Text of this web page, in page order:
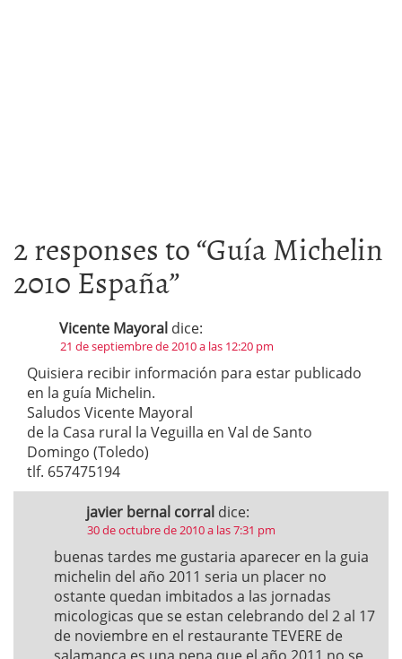
2 responses to “Guía Michelin
2010 España”
Vicente Mayoral dice:
21 de septiembre de 2010 a las 12:20 pm
Quisiera recibir información para estar publicado
en la guía Michelin.
Saludos Vicente Mayoral
de la Casa rural la Veguilla en Val de Santo
Domingo (Toledo)
tlf. 657475194
javier bernal corral dice:
30 de octubre de 2010 a las 7:31 pm
buenas tardes me gustaria aparecer en la guia
michelin del año 2011 seria un placer no
ostante quedan imbitados a las jornadas
micologicas que se estan celebrando del 2 al 17
de noviembre en el restaurante TEVERE de